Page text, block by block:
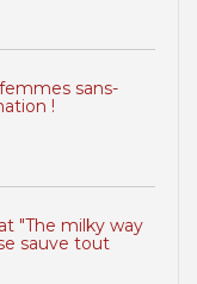
sans-
!
"The milky way
sauve tout